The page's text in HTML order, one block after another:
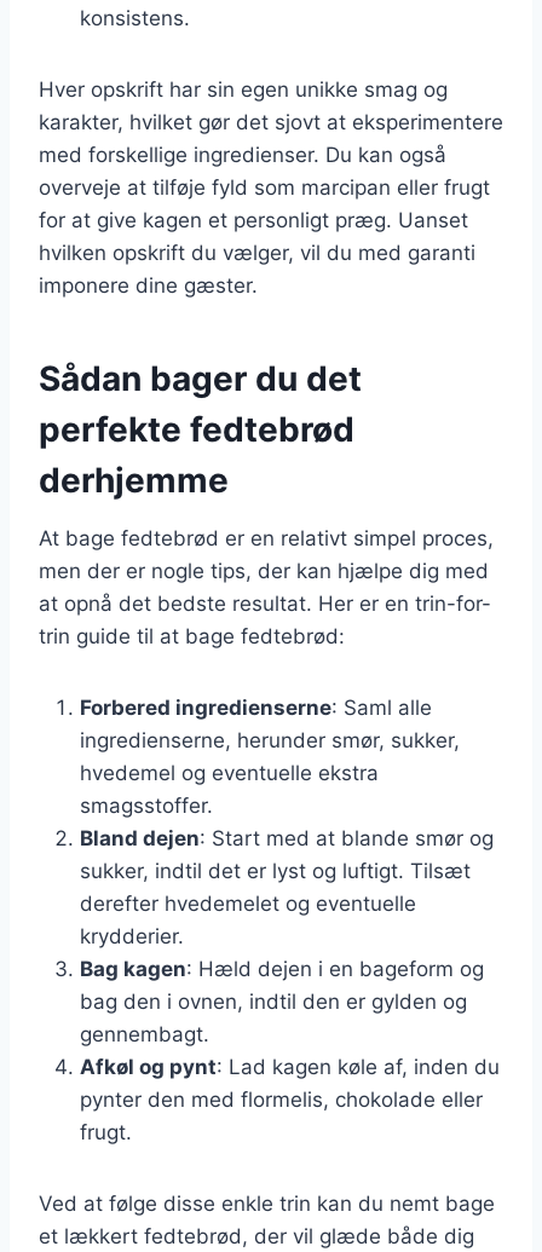
konsistens.
Hver opskrift har sin egen unikke smag og
karakter, hvilket gør det sjovt at eksperimentere
med forskellige ingredienser. Du kan også
overveje at tilføje fyld som marcipan eller frugt
for at give kagen et personligt præg. Uanset
hvilken opskrift du vælger, vil du med garanti
imponere dine gæster.
Sådan bager du det
perfekte fedtebrød
derhjemme
At bage fedtebrød er en relativt simpel proces,
men der er nogle tips, der kan hjælpe dig med
at opnå det bedste resultat. Her er en trin-for-
trin guide til at bage fedtebrød:
Forbered ingredienserne: Saml alle
ingredienserne, herunder smør, sukker,
hvedemel og eventuelle ekstra
smagsstoffer.
Bland dejen: Start med at blande smør og
sukker, indtil det er lyst og luftigt. Tilsæt
derefter hvedemelet og eventuelle
krydderier.
Bag kagen: Hæld dejen i en bageform og
bag den i ovnen, indtil den er gylden og
gennembagt.
Afkøl og pynt: Lad kagen køle af, inden du
pynter den med flormelis, chokolade eller
frugt.
Ved at følge disse enkle trin kan du nemt bage
et lækkert fedtebrød, der vil glæde både dig